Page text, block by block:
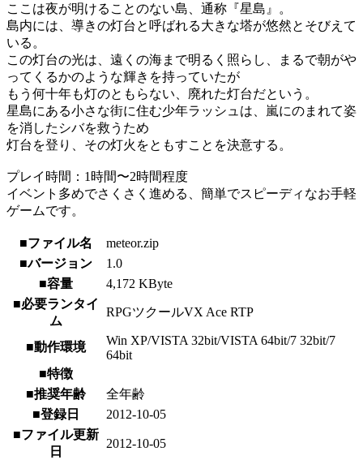
ここは夜が明けることのない島、通称『星島』。
島内には、導きの灯台と呼ばれる大きな塔が悠然とそびえて
いる。
この灯台の光は、遠くの海まで明るく照らし、まるで朝がや
ってくるかのような輝きを持っていたが
もう何十年も灯のともらない、廃れた灯台だという。
星島にある小さな街に住む少年ラッシュは、嵐にのまれて姿
を消したシバを救うため
灯台を登り、その灯火をともすことを決意する。
プレイ時間：1時間〜2時間程度
イベント多めでさくさく進める、簡単でスピーディなお手軽
ゲームです。
■ファイル名
meteor.zip
■バージョン
1.0
■容量
4,172 KByte
■必要ランタイ
ム
RPGツクールVX Ace RTP
■動作環境
Win XP/VISTA 32bit/VISTA 64bit/7 32bit/7
64bit
■特徴
■推奨年齢
全年齢
■登録日
2012-10-05
■ファイル更新
日
2012-10-05